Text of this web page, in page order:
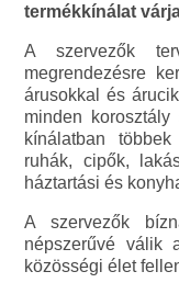
termékkínálat
A szervezők
megrendezésre
árusokkal és
minden korosztály
kínálatban
ruhák, cipők,
háztartási és
A szervezők
népszerűvé válik
közösségi élet